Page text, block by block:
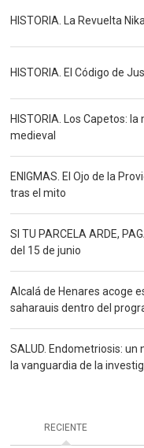
HISTORIA. La Revuelta
HISTORIA. El Código de
HISTORIA. Los Capetos:
medieval
ENIGMAS. El Ojo de la
tras el mito
SI TU PARCELA ARDE,
del 15 de junio
Alcalá de Henares acoge
saharauis dentro del
SALUD. Endometriosis:
la vanguardia de la
RECIENTE